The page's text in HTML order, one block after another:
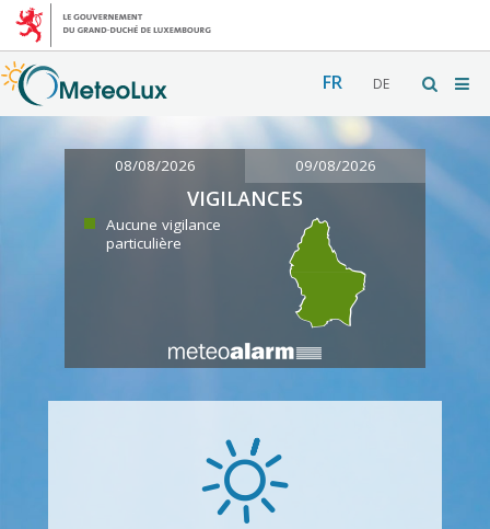
FR DE
08/08/2026 09/08/2026
VIGILANCES
Aucune vigilance
particulière